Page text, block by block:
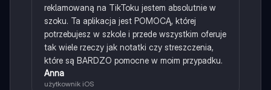
reklamowaną na TikToku jestem absolutnie w
szoku. Ta aplikacja jest POMOCĄ, której
potrzebujesz w szkole i przede wszystkim oferuje
tak wiele rzeczy jak notatki czy streszczenia,
które są BARDZO pomocne w moim przypadku.
Anna
użytkownik iOS